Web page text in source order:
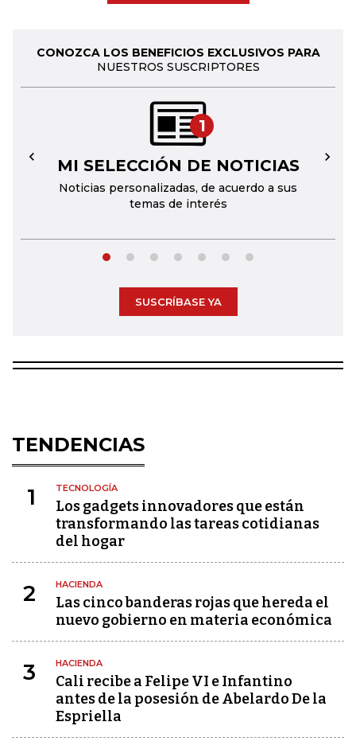
CONOZCA LOS BENEFICIOS EXCLUSIVOS PARA
NUESTROS SUSCRIPTORES
1
MI SELECCIÓN DE NOTICIAS
Noticias personalizadas, de acuerdo a sus
temas de interés
← →
SUSCRÍBASE YA
TENDENCIAS
1 TECNOLOGÍA
Los gadgets innovadores que están
transformando las tareas cotidianas
del hogar
2 HACIENDA
Las cinco banderas rojas que hereda el
nuevo gobierno en materia económica
3 HACIENDA
Cali recibe a Felipe VI e Infantino
antes de la posesión de Abelardo De la
Espriella